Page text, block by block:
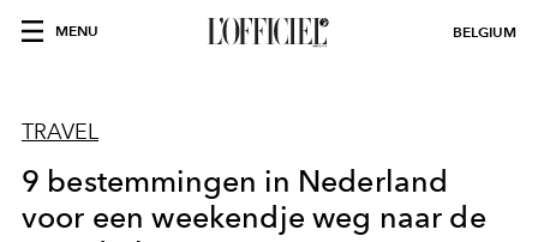
MENU BELGIUM
TRAVEL
9 bestemmingen in Nederland
voor een weekendje weg naar de